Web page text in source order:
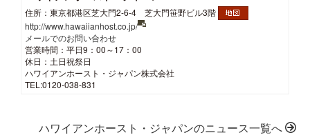
住所：東京都港区芝大門2-6-4 芝大門笹野ビル3階
http://www.hawaiianhost.co.jp/
メールでのお問い合わせ
営業時間：平日9：00～17：00
休日：土日祝祭日
ハワイアンホースト・ジャパン株式会社
TEL:0120-038-831
ハワイアンホースト・ジャパンのニュース一覧へ